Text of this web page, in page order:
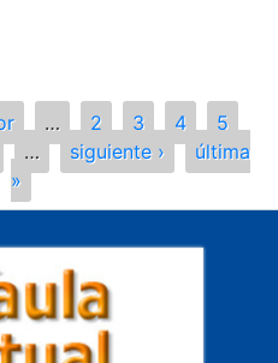
… 2 3 4
5
… siguiente ›
última
»